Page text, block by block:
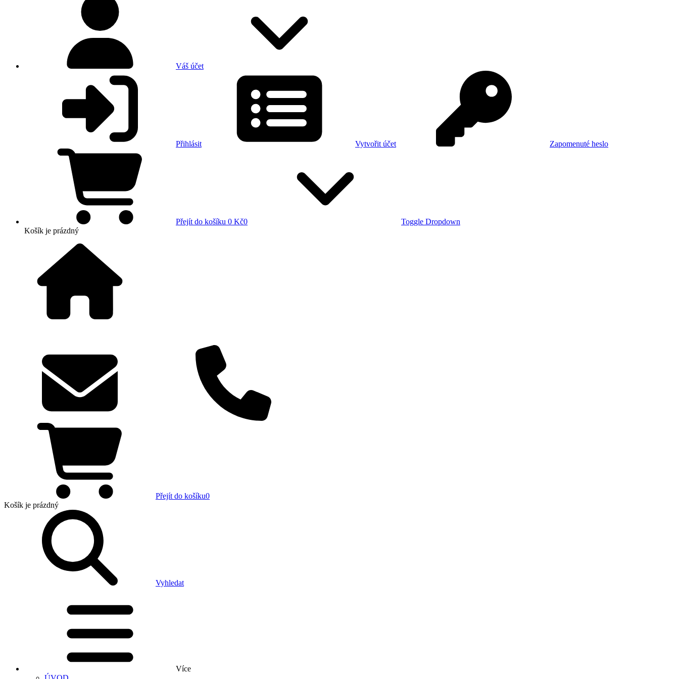
Váš účet
Přihlásit Vytvořit účet Zapomenuté heslo
Přejít do košíku 0 Kč0
Toggle Dropdown
Košík je prázdný
Přejít do košíku0
Košík je prázdný
Vyhledat
Více